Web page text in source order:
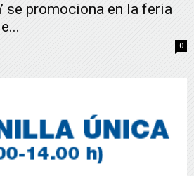
se promociona en la feria
0